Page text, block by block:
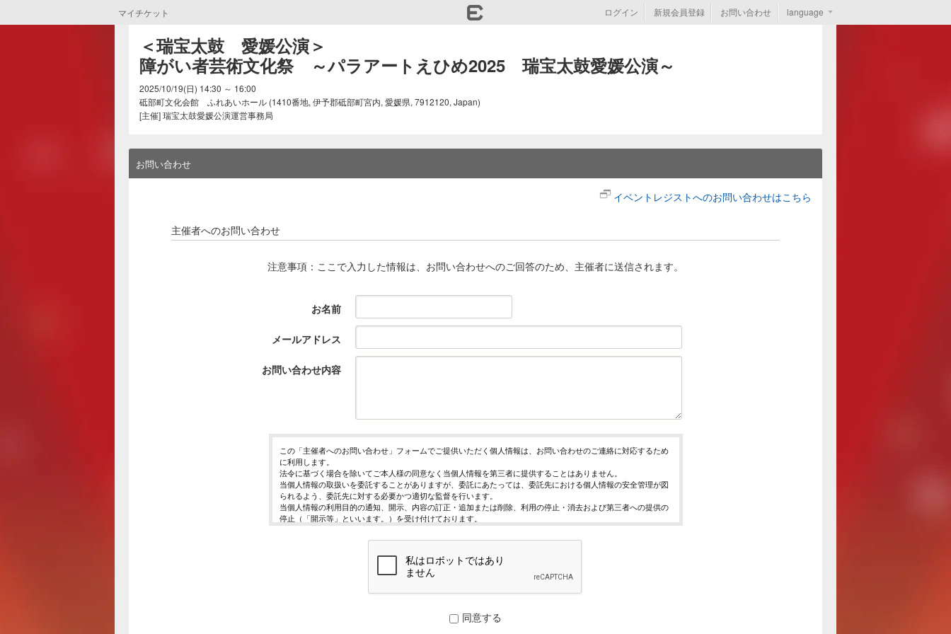
マイチケット ログイン 新規会員登録 お問い合わせ language
＜瑞宝太鼓　愛媛公演＞
障がい者芸術文化祭　～パラアートえひめ2025　瑞宝太鼓愛媛公演～
2025/10/19(日) 14:30 ～ 16:00
砥部町文化会館 ふれあいホール (1410番地, 伊予郡砥部町宮内, 愛媛県, 7912120, Japan)
[主催] 瑞宝太鼓愛媛公演運営事務局
お問い合わせ
イベントレジストへのお問い合わせはこちら
主催者へのお問い合わせ
注意事項：ここで入力した情報は、お問い合わせへのご回答のため、主催者に送信されます。
お名前
メールアドレス
お問い合わせ内容
この「主催者へのお問い合わせ」フォームでご提供いただく個人情報は、お問い合わせのご連絡に対応するため
に利用します。
法令に基づく場合を除いてご本人様の同意なく当個人情報を第三者に提供することはありません。
当個人情報の取扱いを委託することがありますが、委託にあたっては、委託先における個人情報の安全管理が図
られるよう、委託先に対する必要かつ適切な監督を行います。
当個人情報の利用目的の通知、開示、内容の訂正・追加または削除、利用の停止・消去および第三者への提供の
停止（「開示等」といいます。）を受け付けております。
ご入力頂く情報の提供は任意となっております。ただし、正確な情報をご提供いただけない場合には、お問合せ
当ホームページではご利用状況の統計調査のためクッキー等を用いておりますが、これによる個人情報の取得、
東京都渋谷区千駄ヶ谷1－21－6 E-Mail：contact@eventregist.com
同意する